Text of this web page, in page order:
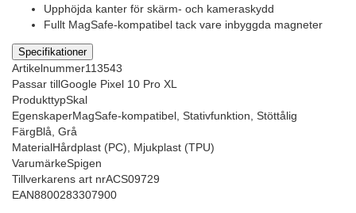
Upphöjda kanter för skärm- och kameraskydd
Fullt MagSafe-kompatibel tack vare inbyggda magneter
Specifikationer
Artikelnummer113543
Passar tillGoogle Pixel 10 Pro XL
ProdukttypSkal
EgenskaperMagSafe-kompatibel, Stativfunktion, Stöttålig
FärgBlå, Grå
MaterialHårdplast (PC), Mjukplast (TPU)
VarumärkeSpigen
Tillverkarens art nrACS09729
EAN8800283307900